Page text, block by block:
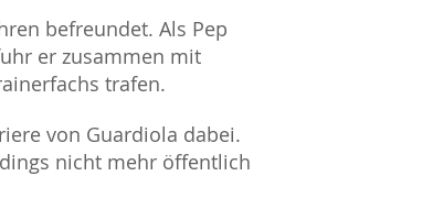
befreundet. Als Pep
er zusammen mit
trafen.
von Guardiola dabei.
nicht mehr öffentlich